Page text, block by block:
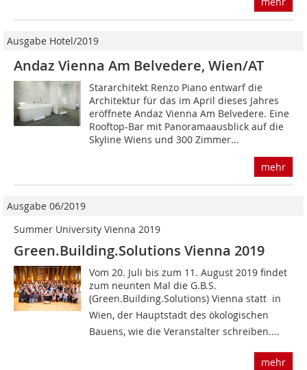
Ausgabe Hotel/2019
Andaz Vienna Am Belvedere, Wien/AT
Stararchitekt Renzo Piano entwarf die
Architektur für das im April dieses Jahres
eröffnete Andaz Vienna Am Belvedere. Eine
Rooftop-Bar mit Panoramaausblick auf die
Skyline Wiens und 300 Zimmer...
mehr
Ausgabe 06/2019
Summer University Vienna 2019
Green.Building.Solutions Vienna 2019
Vom 20. Juli bis zum 11. August 2019 findet
zum neunten Mal die G.B.S.
(Green.Building.Solutions) Vienna statt  in
Wien, der Hauptstadt des ökologischen
Bauens, wie die Veranstalter schreiben....
mehr